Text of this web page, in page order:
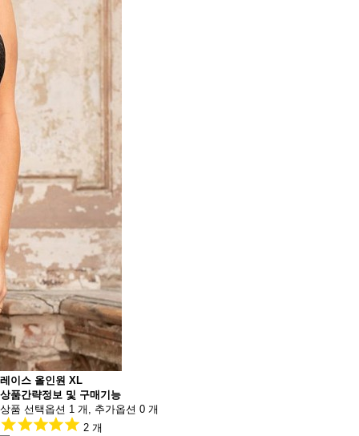
레이스 올인원 XL
상품간략정보 및 구매기능
상품 선택옵션 1 개, 추가옵션 0 개
2 개